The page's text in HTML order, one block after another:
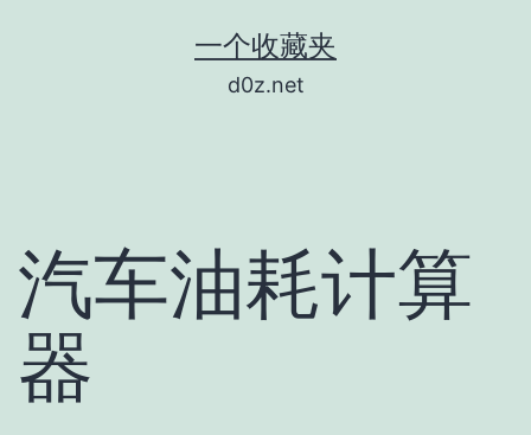
一个收藏夹
d0z.net
汽车油耗计算
器